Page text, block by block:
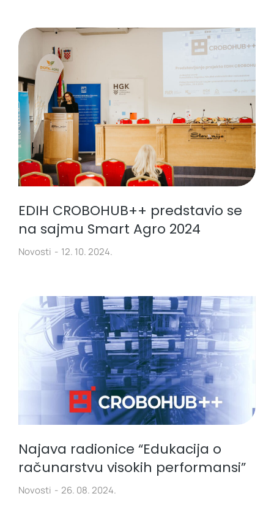
EDIH CROBOHUB++ predstavio se
na sajmu Smart Agro 2024
Novosti 12. 10. 2024.
Najava radionice “Edukacija o
računarstvu visokih performansi”
Novosti 26. 08. 2024.